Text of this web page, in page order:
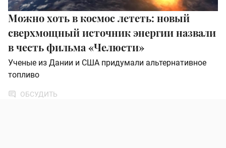
Можно хоть в космос лететь: новый
сверхмощный источник энергии назвали
в честь фильма «Челюсти»
Ученые из Дании и США придумали альтернативное
топливо
ОБСУДИТЬ